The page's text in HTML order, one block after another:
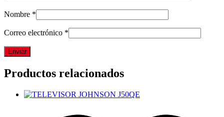
Nombre *
Correo electrónico *
Productos relacionados